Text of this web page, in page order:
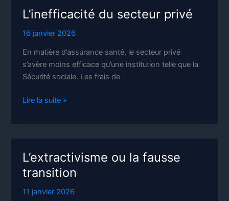
et
le
?
L’inefficacité du secteur privé
16 janvier 2026
En matière d’assurance santé, le secteur privé
s’avère moins efficace qu’une institution telle que la
Sécurité sociale. Les frais de
L’inefficacité
Lire la suite »
L’extractivisme ou la fausse
transition
11 janvier 2026